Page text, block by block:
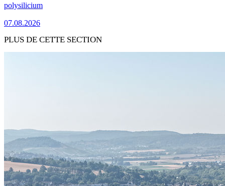
polysilicium
07.08.2026
PLUS DE CETTE SECTION